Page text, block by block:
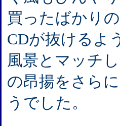
買ったばかり
CDが抜けるよ
風景とマッチ
の昂揚をさら
うでした。